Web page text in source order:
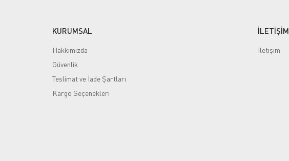
KURUMSAL
Hakkımızda
Güvenlik
Teslimat ve İade Şartları
Kargo Seçenekleri
İLETİŞİM
İletişim